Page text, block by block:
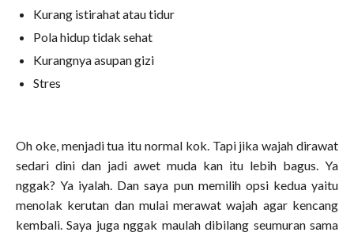
Kurang istirahat atau tidur
Pola hidup tidak sehat
Kurangnya asupan gizi
Stres
Oh oke, menjadi tua itu normal kok. Tapi jika wajah dirawat
sedari dini dan jadi awet muda kan itu lebih bagus. Ya
nggak? Ya iyalah. Dan saya pun memilih opsi kedua yaitu
menolak kerutan dan mulai merawat wajah agar kencang
kembali. Saya juga nggak maulah dibilang seumuran sama